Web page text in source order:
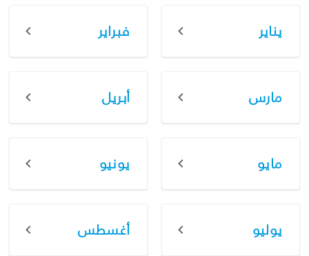
يناير فبراير
مارس أبريل
مايو يونيو
يوليو أغسطس